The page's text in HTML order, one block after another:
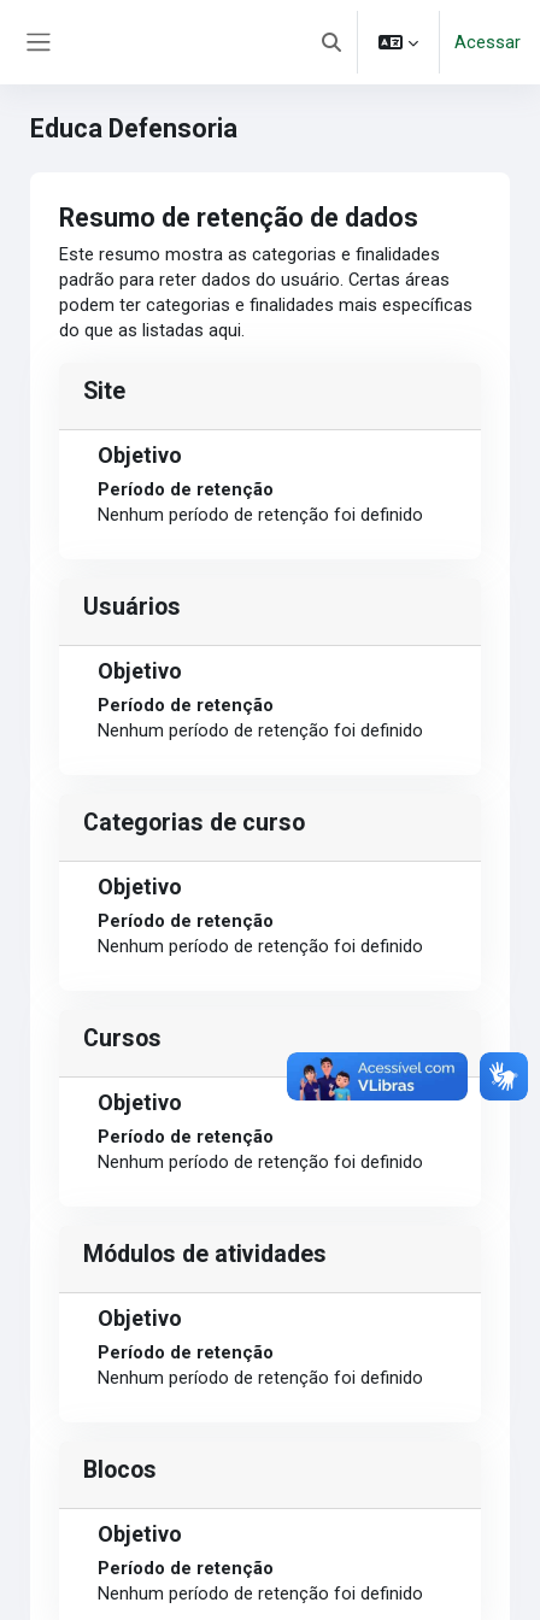
Alternar entrada deAcessar
Educa Defensoria
Resumo de retenção de dados
Este resumo mostra as categorias e finalidades
padrão para reter dados do usuário. Certas áreas
podem ter categorias e finalidades mais específicas
do que as listadas aqui.
Site
Objetivo
Período de retenção
Nenhum período de retenção foi definido
Usuários
Objetivo
Período de retenção
Nenhum período de retenção foi definido
Categorias de curso
Objetivo
Período de retenção
Nenhum período de retenção foi definido
Cursos
Objetivo
Período de retenção
Nenhum período de retenção foi definido
Módulos de atividades
Objetivo
Período de retenção
Nenhum período de retenção foi definido
Blocos
Objetivo
Período de retenção
Nenhum período de retenção foi definido